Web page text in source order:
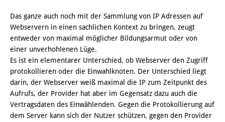
Das ganze auch noch mit der Sammlung von IP Adressen auf
Webservern in einen sachlichen Kontext zu bringen, zeugt
entweder von maximal möglicher Bildungsarmut oder von
einer unverhohlenen Lüge.
Es ist ein elementarer Unterschied, ob Webserver den Zugriff
protokollieren oder die Einwahlknoten. Der Unterschied liegt
darin, der Webserver weiß maximal die IP zum Zeitpunkt des
Aufrufs, der Provider hat aber im Gegensatz dazu auch die
Vertragsdaten des Einwählenden. Gegen die Protokollierung auf
dem Server kann sich der Nutzer schützen, gegen den Provider